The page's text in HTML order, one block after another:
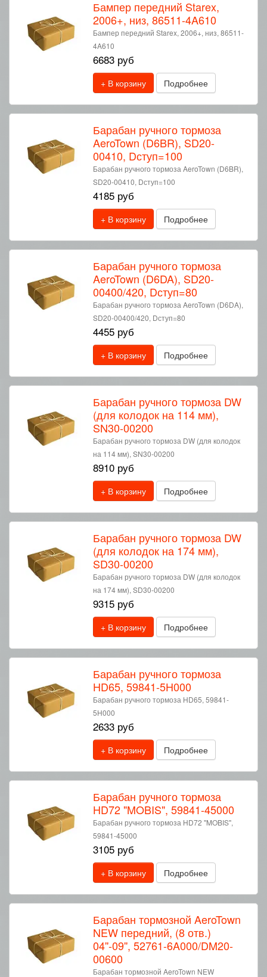
Бампер передний Starex,
2006+, низ, 86511-4A610
Бампер передний Starex, 2006+, низ, 86511-
4A610
6683 руб
+ В корзину Подробнее
Барабан ручного тормоза
AeroTown (D6BR), SD20-
00410, Dступ=100
Барабан ручного тормоза AeroTown (D6BR),
SD20-00410, Dступ=100
4185 руб
+ В корзину Подробнее
Барабан ручного тормоза
AeroTown (D6DA), SD20-
00400/420, Dступ=80
Барабан ручного тормоза AeroTown (D6DA),
SD20-00400/420, Dступ=80
4455 руб
+ В корзину Подробнее
Барабан ручного тормоза DW
(для колодок на 114 мм),
SN30-00200
Барабан ручного тормоза DW (для колодок
на 114 мм), SN30-00200
8910 руб
+ В корзину Подробнее
Барабан ручного тормоза DW
(для колодок на 174 мм),
SD30-00200
Барабан ручного тормоза DW (для колодок
на 174 мм), SD30-00200
9315 руб
+ В корзину Подробнее
Барабан ручного тормоза
HD65, 59841-5H000
Барабан ручного тормоза HD65, 59841-
5H000
2633 руб
+ В корзину Подробнее
Барабан ручного тормоза
HD72 "MOBIS", 59841-45000
Барабан ручного тормоза HD72 "MOBIS",
59841-45000
3105 руб
+ В корзину Подробнее
Барабан тормозной AeroTown
NEW передний, (8 отв.)
04''-09'', 52761-6A000/DM20-
00600
Барабан тормозной AeroTown NEW